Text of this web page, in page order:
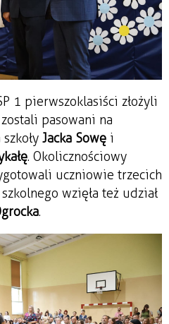
1 pierwszoklasiści złożyli
pasowani na
Jacka Sowę i
. Okolicznościowy
uczniowie trzecich
wzięła też udział
.